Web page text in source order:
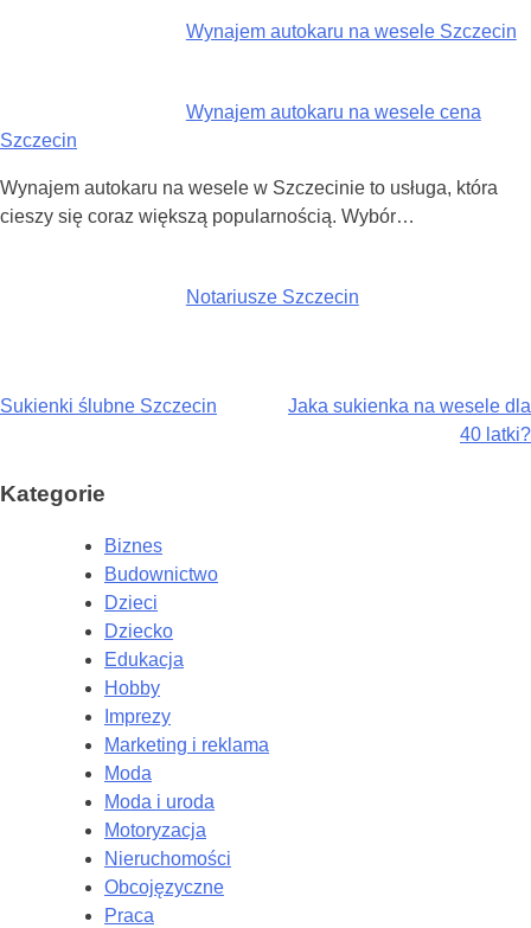
Wynajem autokaru na wesele Szczecin
Wynajem autokaru na wesele cena
Szczecin
Wynajem autokaru na wesele w Szczecinie to usługa, która
cieszy się coraz większą popularnością. Wybór…
Notariusze Szczecin
Nawigacja
Sukienki ślubne Szczecin
Jaka sukienka na wesele dla
40 latki?
Kategorie
Biznes
Budownictwo
Dzieci
Dziecko
Edukacja
Hobby
Imprezy
Marketing i reklama
Moda
Moda i uroda
Motoryzacja
Nieruchomości
Obcojęzyczne
Praca